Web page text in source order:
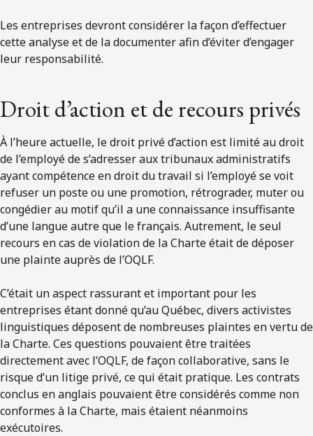
Les entreprises devront considérer la façon d’effectuer
cette analyse et de la documenter afin d’éviter d’engager
leur responsabilité.
Droit d’action et de recours privés
À l’heure actuelle, le droit privé d’action est limité au droit
de l’employé de s’adresser aux tribunaux administratifs
ayant compétence en droit du travail si l’employé se voit
refuser un poste ou une promotion, rétrograder, muter ou
congédier au motif qu’il a une connaissance insuffisante
d’une langue autre que le français. Autrement, le seul
recours en cas de violation de la Charte était de déposer
une plainte auprès de l’OQLF.
C’était un aspect rassurant et important pour les
entreprises étant donné qu’au Québec, divers activistes
linguistiques déposent de nombreuses plaintes en vertu de
la Charte. Ces questions pouvaient être traitées
directement avec l’OQLF, de façon collaborative, sans le
risque d’un litige privé, ce qui était pratique. Les contrats
conclus en anglais pouvaient être considérés comme non
conformes à la Charte, mais étaient néanmoins
exécutoires.